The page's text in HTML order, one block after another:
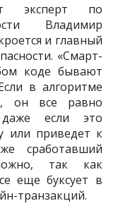
эксперт по
Владимир
и главный
«Смарт-
коде бывают
в алгоритме
он все равно
даже если это
или приведет к
сработавший
так как
еще буксует в
транзакций.